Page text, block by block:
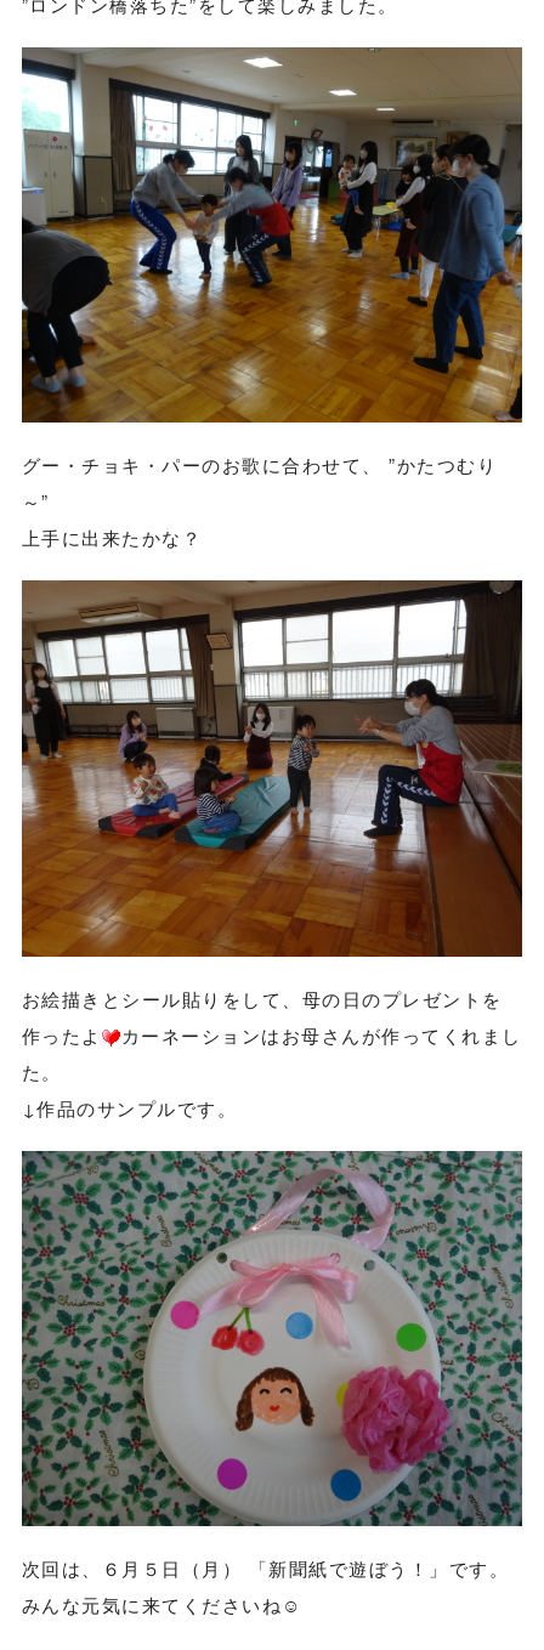
グー・チョキ・パーのお歌に合わせて、 ”かたつむり
～”
上手に出来たかな？
お絵描きとシール貼りをして、母の日のプレゼントを
作ったよ
カーネーションはお母さんが作ってくれまし
た。
↓作品のサンプルです。
次回は、６月５日（月） 「新聞紙で遊ぼう！」です。
みんな元気に来てくださいね☺